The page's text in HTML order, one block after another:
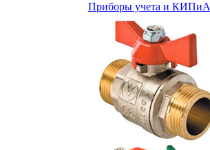
Приборы учета и КИПиА